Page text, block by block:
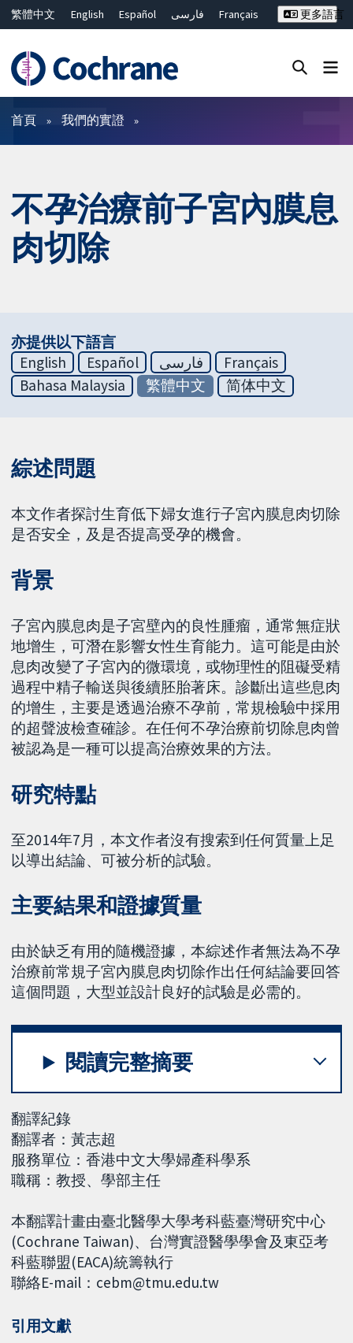
繁體中文 English Español فارسی
Français
ไทย
简体中文
更多語言
篩選條件
首頁 我們的實證
不孕治療前子宮內膜息
肉切除
亦提供以下語言
English
Español فارسی
Français
Bahasa Malaysia
繁體中文 简体中文
綜述問題
本文作者探討生育低下婦女進行子宮內膜息肉切除
是否安全，及是否提高受孕的機會。
背景
子宮內膜息肉是子宮壁內的良性腫瘤，通常無症狀
地增生，可潛在影響女性生育能力。這可能是由於
息肉改變了子宮內的微環境，或物理性的阻礙受精
過程中精子輸送與後續胚胎著床。診斷出這些息肉
的增生，主要是透過治療不孕前，常規檢驗中採用
的超聲波檢查確診。在任何不孕治療前切除息肉曾
被認為是一種可以提高治療效果的方法。
研究特點
至2014年7月，本文作者沒有搜索到任何質量上足
以導出結論、可被分析的試驗。
主要結果和證據質量
由於缺乏有用的隨機證據，本綜述作者無法為不孕
治療前常規子宮內膜息肉切除作出任何結論要回答
這個問題，大型並設計良好的試驗是必需的。
閱讀完整摘要
翻譯紀錄
翻譯者：黃志超
服務單位：香港中文大學婦產科學系
職稱：教授、學部主任
本翻譯計畫由臺北醫學大學考科藍臺灣研究中心
(Cochrane Taiwan)、台灣實證醫學學會及東亞考
科藍聯盟(EACA)統籌執行
聯絡E-mail：cebm@tmu.edu.tw
引用文獻